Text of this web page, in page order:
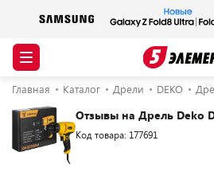
Главная Каталог Дрели DEKO
Отзывы на Дрель Deko
Код товара: 177691